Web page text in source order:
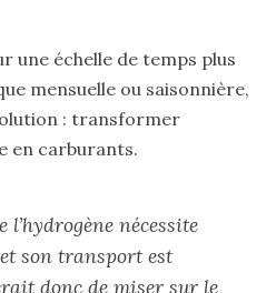
une échelle de temps plus
mensuelle ou saisonnière,
: transformer
en carburants.
l’hydrogène nécessite
et son transport est
donc de miser sur le